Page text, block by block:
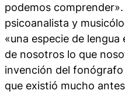
podemos
psicoanalista y
«una especie de
de nosotros lo que
invención del
que existió mucho